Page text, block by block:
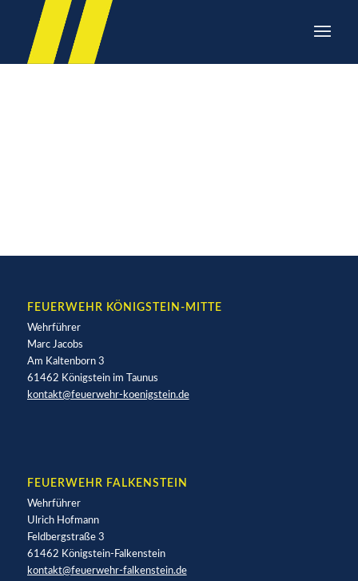
FEUERWEHR KÖNIGSTEIN-MITTE
Wehrführer
Marc Jacobs
Am Kaltenborn 3
61462 Königstein im Taunus
kontakt@feuerwehr-koenigstein.de
FEUERWEHR FALKENSTEIN
Wehrführer
Ulrich Hofmann
Feldbergstraße 3
61462 Königstein-Falkenstein
kontakt@feuerwehr-falkenstein.de